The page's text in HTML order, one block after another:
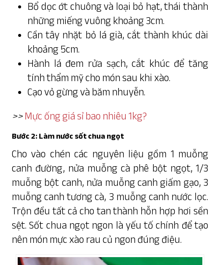
Bổ dọc ớt chuông và loại bỏ hạt, thái thành
những miếng vuông khoảng 3cm.
Cần tây nhặt bỏ lá già, cắt thành khúc dài
khoảng 5cm.
Hành lá đem rửa sạch, cắt khúc để tăng
tính thẩm mỹ cho món sau khi xào.
Cạo vỏ gừng và băm nhuyễn.
>> Mực ống giá sỉ bao nhiêu 1kg?
Bước 2: Làm nước sốt chua ngọt
Cho vào chén các nguyên liệu gồm 1 muỗng
canh đường, nửa muỗng cà phê bột ngọt, 1/3
muỗng bột canh, nửa muỗng canh giấm gạo, 3
muỗng canh tương cà, 3 muỗng canh nước lọc.
Trộn đều tất cả cho tan thành hỗn hợp hơi sền
sệt. Sốt chua ngọt ngon là yếu tố chính để tạo
nên món mực xào rau củ ngon đúng điệu.